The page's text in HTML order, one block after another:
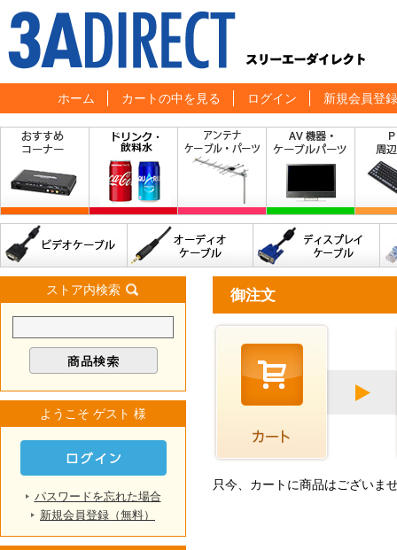
ホーム カートの中を見る ログイン 新規会員登録
御注文
只今、カートに商品はございま
ストア内検索
ようこそ ゲスト 様
パスワードを忘れた場合
新規会員登録（無料）